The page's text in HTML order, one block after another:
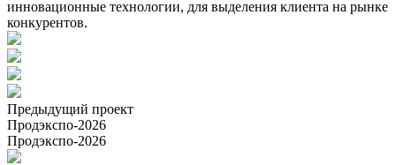
инновационные технологии, для выделения клиента на рынке
конкурентов.
Предыдущий проект
Продэкспо-2026
Продэкспо-2026